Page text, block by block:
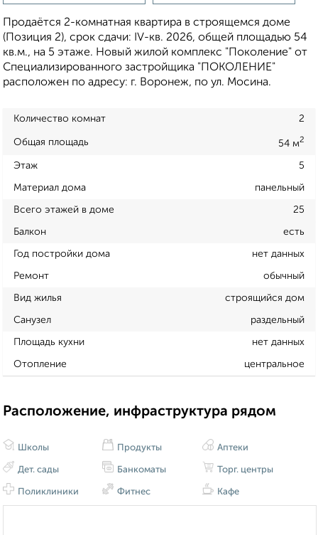
Продаётся 2-комнатная квартира в строящемся доме
(Позиция 2), срок сдачи: IV-кв. 2026, общей площадью 54
кв.м., на 5 этаже. Новый жилой комплекс "Поколение" от
Специализированного застройщика "ПОКОЛЕНИЕ"
расположен по адресу: г. Воронеж, по ул. Мосина.
Количество комнат 2
Общая площадь 54 м2
Этаж 5
Материал дома панельный
Всего этажей в доме 25
Балкон есть
Год постройки дома нет данных
Ремонт обычный
Вид жилья строящийся дом
Санузел раздельный
Площадь кухни нет данных
Отопление центральное
Расположение, инфраструктура рядом
Школы
Дет. сады
Поликлиники
Продукты
Банкоматы
Фитнес
Аптеки
Торг. центры
Кафе